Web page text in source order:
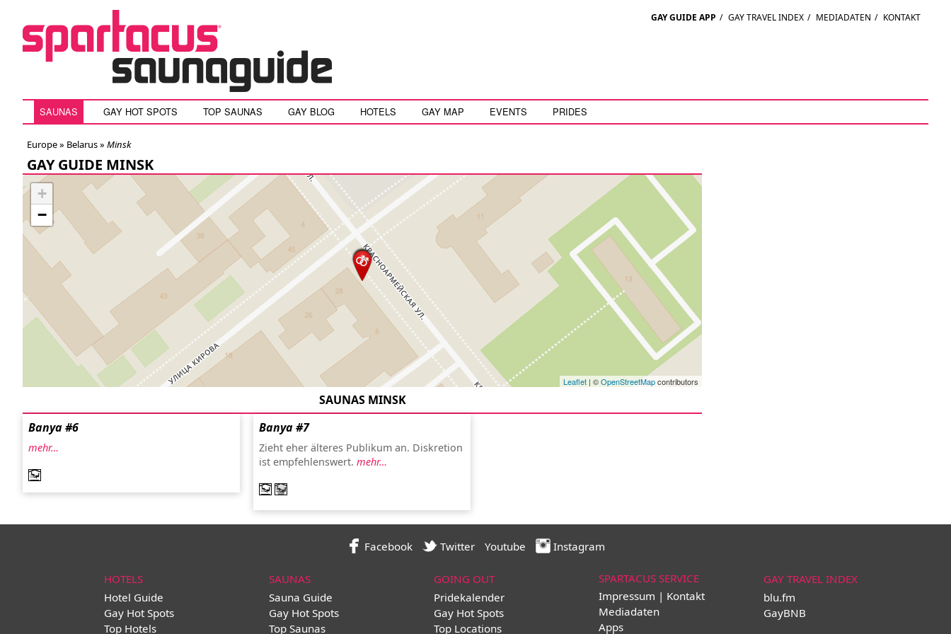
GAY GUIDE APP / GAY TRAVEL INDEX / MEDIADATEN / KONTAKT
SAUNAS GAY HOT SPOTS TOP SAUNAS GAY BLOG HOTELS GAY MAP EVENTS PRIDES
Europe » Belarus» Minsk
GAY GUIDE MINSK
+
−
Leaflet | ©OpenStreetMapcontributors
SAUNAS MINSK
Banya #6
mehr…
Banya #7
Zieht eher älteres Publikum an. Diskretion
ist empfehlenswert. mehr…
Facebook Twitter Youtube Instagram
HOTELS
Hotel Guide
Gay Hot Spots
Top Hotels
SAUNAS
Sauna Guide
Gay Hot Spots
Top Saunas
GOING OUT
Pridekalender
Gay Hot Spots
Top Locations
SPARTACUS SERVICE
Impressum | Kontakt
Mediadaten
Apps
GAY TRAVEL INDEX
blu.fm
GayBNB